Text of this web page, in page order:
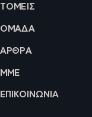
ΤΟΜΕΊΣ
ΟΜΆΔΑ
ΆΡΘΡΑ
ΜΜΕ
ΕΠΙΚΟΙΝΩΝΊΑ